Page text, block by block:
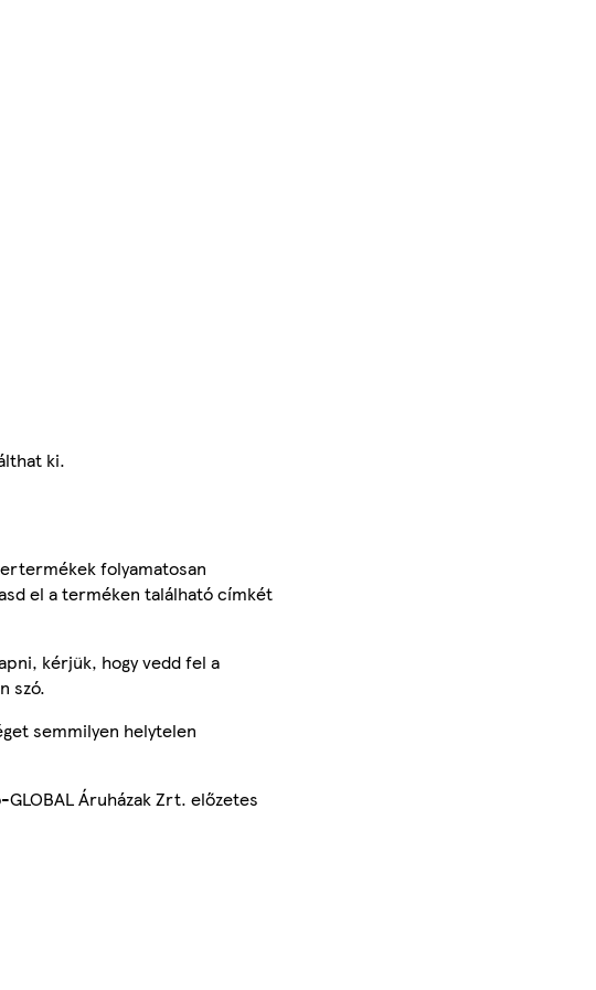
ki.
folyamatosan
el a terméken található címkét
kérjük, hogy vedd fel a
szó.
semmilyen helytelen
Áruházak Zrt. előzetes